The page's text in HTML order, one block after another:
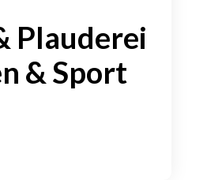
Plauderei
& Sport